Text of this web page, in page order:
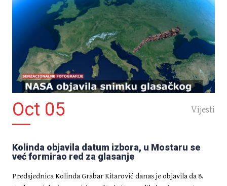
Oct 05 Vijesti
Kolinda objavila datum izbora, u Mostaru se
već formirao red za glasanje
Predsjednica Kolinda Grabar Kitarović danas je objavila da 8.